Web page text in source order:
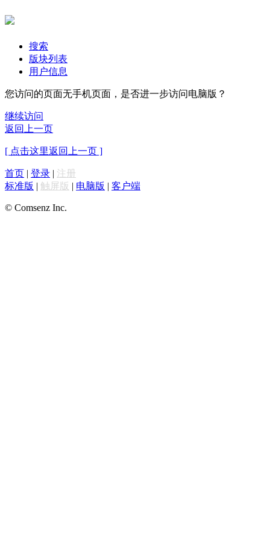
搜索
版块列表
用户信息
您访问的页面无手机页面，是否进一步访问电脑版？
继续访问
返回上一页
[ 点击这里返回上一页 ]
首页 | 登录 | 注册
标准版 | 触屏版 | 电脑版 | 客户端
© Comsenz Inc.